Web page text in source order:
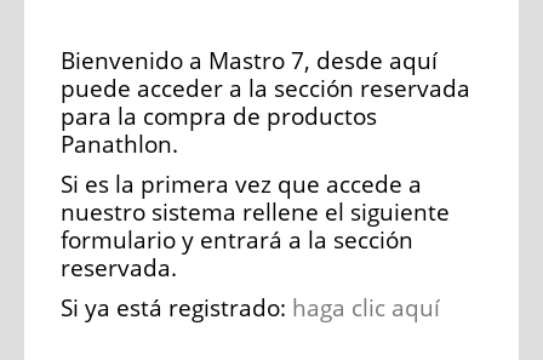
Bienvenido a Mastro 7, desde aquí
puede acceder a la sección reservada
para la compra de productos
Panathlon.
Si es la primera vez que accede a
nuestro sistema rellene el siguiente
formulario y entrará a la sección
reservada.
Si ya está registrado: haga clic aquí